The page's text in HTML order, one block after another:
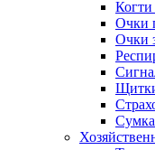
Очки
Очки
Сумка